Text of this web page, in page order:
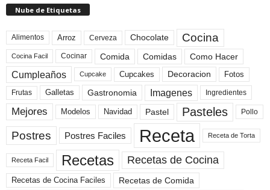
Nube de Etiquetas
Alimentos Arroz Cerveza Chocolate Cocina
Cocina Facil Cocinar Comida Comidas Como Hacer
Cumpleaños Cupcake Cupcakes Decoracion Fotos
Frutas Galletas Gastronomia Imagenes Ingredientes
Mejores Modelos Navidad Pastel Pasteles Pollo
Postres Postres Faciles Receta Receta de Torta
Receta Facil Recetas Recetas de Cocina
Recetas de Cocina Faciles
Recetas de Comida